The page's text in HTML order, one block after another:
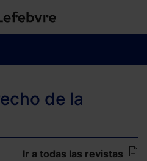
de la
Ir a todas las revistas